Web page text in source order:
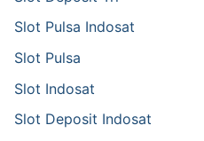
Slot Pulsa Indosat
Slot Pulsa
Slot Indosat
Slot Deposit Indosat